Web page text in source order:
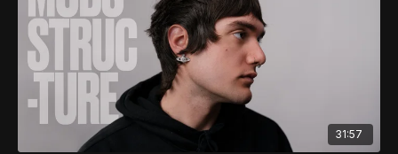
Styling: come ottenere finish editoriali.
31:57